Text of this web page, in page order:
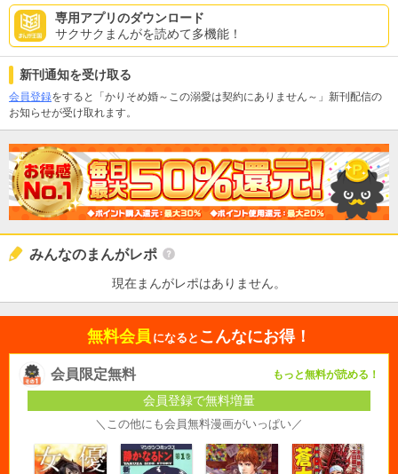
専用アプリのダウンロード
サクサクまんがを読めて多機能！
新刊通知を受け取る
会員登録をすると「かりそめ婚～この溺愛は契約にありません～」新刊配信の
お知らせが受け取れます。
みんなのまんがレポ
現在まんがレポはありません。
無料会員 になると こんなにお得！
会員限定無料 もっと無料が読める！
会員登録で無料増量
＼この他にも会員無料漫画がいっぱい／